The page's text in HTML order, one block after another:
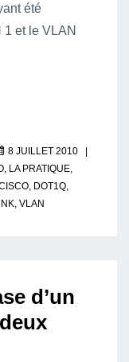
été
et le VLAN
8 JUILLET 2010
LA PRATIQUE
DOT1Q
VLAN
d’un